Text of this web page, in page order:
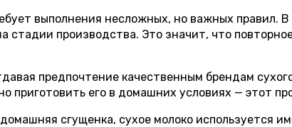
выполнения несложных, но важных правил.
стадии производства. Это значит, что
предпочтение качественным брендам
приготовить его в домашних условиях — этот
сгущенка, сухое молоко используется